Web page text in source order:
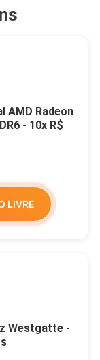
AMD Radeon
- 10x R$
LIVRE
Westgatte -